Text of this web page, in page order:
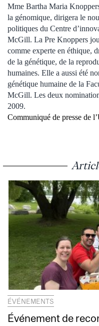
Mme Bartha Maria
la génomique, dirigera le
politiques du Centre
McGill. La Pre Knoppers
comme experte en éthique,
de la génétique, de la
humaines. Elle a aussi été
génétique humaine de la
McGill. Les deux
2009.
Communiqué de presse de
ÉVÉNEMENTS
Événement de